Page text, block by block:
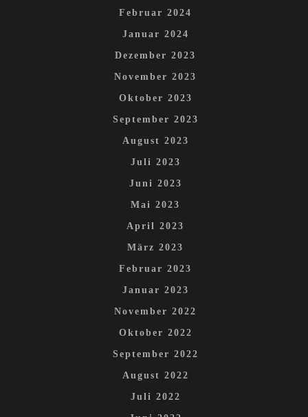
Februar 2024
Januar 2024
Dezember 2023
November 2023
Oktober 2023
September 2023
August 2023
Juli 2023
Juni 2023
Mai 2023
April 2023
März 2023
Februar 2023
Januar 2023
November 2022
Oktober 2022
September 2022
August 2022
Juli 2022